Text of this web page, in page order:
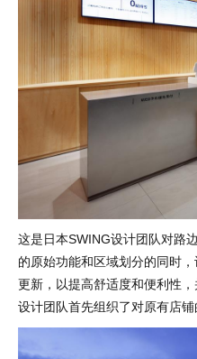
这是日本SWING设计团队对路
的原始功能和区域划分的同时
更新，以提高舒适度和便利性
设计团队首先组织了对原有店铺